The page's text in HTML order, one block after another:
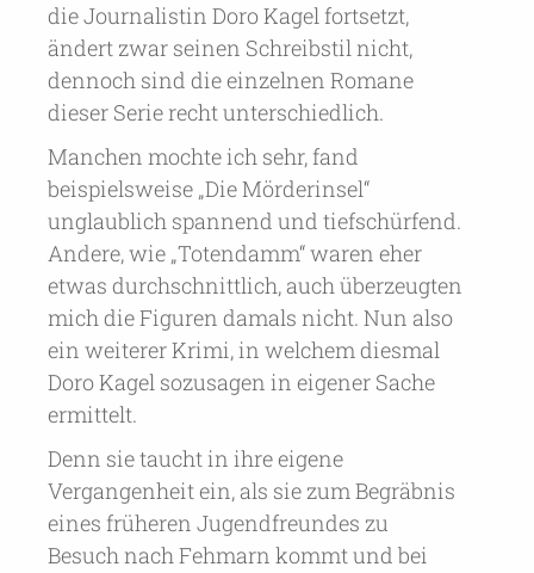
die Journalistin Doro Kagel fortsetzt,
ändert zwar seinen Schreibstil nicht,
dennoch sind die einzelnen Romane
dieser Serie recht unterschiedlich.
Manchen mochte ich sehr, fand
beispielsweise „Die Mörderinsel“
unglaublich spannend und tiefschürfend.
Andere, wie „Totendamm“ waren eher
etwas durchschnittlich, auch überzeugten
mich die Figuren damals nicht. Nun also
ein weiterer Krimi, in welchem diesmal
Doro Kagel sozusagen in eigener Sache
ermittelt.
Denn sie taucht in ihre eigene
Vergangenheit ein, als sie zum Begräbnis
eines früheren Jugendfreundes zu
Besuch nach Fehmarn kommt und bei